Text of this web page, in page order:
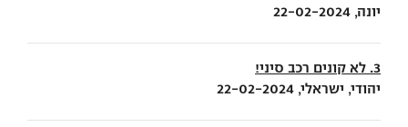
יונה, 22-02-2024
3. לא קונים רכב סיני!
יהודי, ישראלי, 22-02-2024